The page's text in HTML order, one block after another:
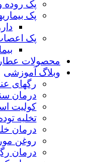
پک روده
پک
پک
محصولات
وبلاگ آموزشی
رگهای
درمان
کولیت
تخلیه
درمان
روغن
درمان